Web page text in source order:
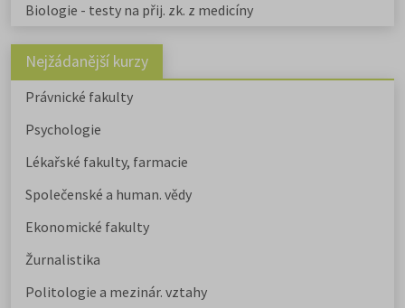
Biologie - testy na přij. zk. z medicíny
Nejžádanější kurzy
Právnické fakulty
Psychologie
Lékařské fakulty, farmacie
Společenské a human. vědy
Ekonomické fakulty
Žurnalistika
Politologie a mezinár. vztahy